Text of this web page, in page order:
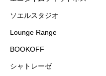
ソエルスタジオ
Lounge Range
BOOKOFF
シャトレーゼ